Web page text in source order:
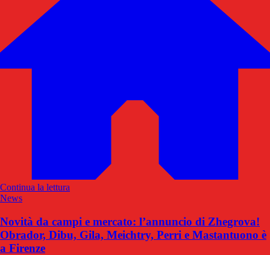
Continua la lettura
News
Novità da campi e mercato: l’annuncio di Zhegrova!
Obrador, Dibu, Gila, Meichtry, Perri e Mastantuono è
a Firenze